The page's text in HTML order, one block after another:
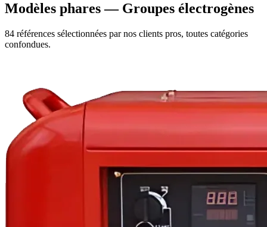
Modèles phares — Groupes électrogènes
84 références sélectionnées par nos clients pros, toutes catégories
confondues.